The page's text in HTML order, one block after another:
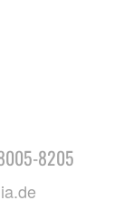
8205